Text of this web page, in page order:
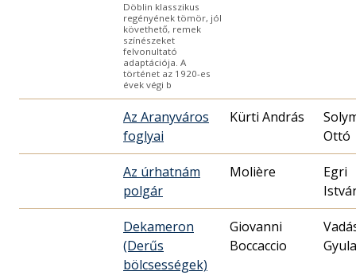
Döblin klasszikus
regényének tömör, jól
követhető, remek
színészeket
felvonultató
adaptációja. A
történet az 1920-es
évek végi b
Az Aranyváros
foglyai
Kürti András
Ottó
Az úrhatnám
polgár
Molière
Egri
Dekameron
(Derűs
bölcsességek)
Giovanni
Boccaccio
Gyula